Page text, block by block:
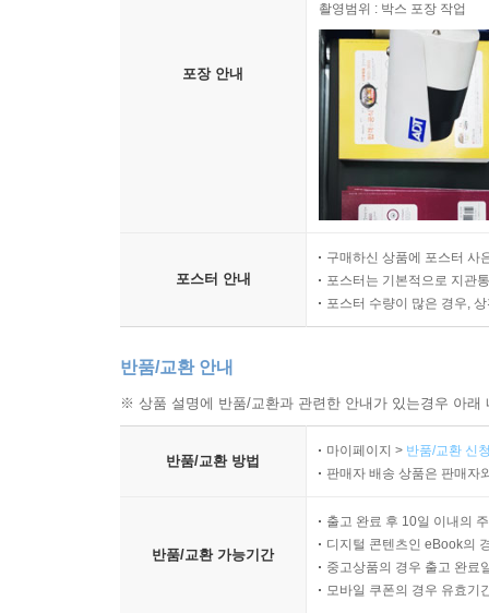
포장 안내
촬영범위 : 박스 포장 작업
포스터 안내
구매하신 상품에 포스터 사
포스터는 기본적으로 지관
포스터 수량이 많은 경우,
반품/교환 안내
※ 상품 설명에 반품/교환과 관련한 안내가 있는경우 아
반품/교환 방법
마이페이지 > 반품/교환 신
판매자 배송 상품은 판매자
반품/교환 가능기간
출고 완료 후 10일 이내의
디지털 콘텐츠인 eBook의
중고상품의 경우 출고 완료
모바일 쿠폰의 경우 유효기